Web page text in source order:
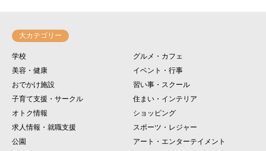
大カテゴリー
学校
グルメ・カフェ
美容・健康
イベント・行事
おでかけ施設
習い事・スクール
子育て支援・サークル
住まい・インテリア
オトク情報
ショッピング
求人情報・就職支援
スポーツ・レジャー
公園
アート・エンターテイメント